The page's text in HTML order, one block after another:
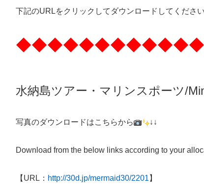
下記のURLをクリックしてダウンロードしてください
水納島ツアー・マリンスポーツ/
写真のダウンロードはこちらから ↓↓
Download from the below links according to your
【URL： http://30d.jp/mermaid30/2201 】